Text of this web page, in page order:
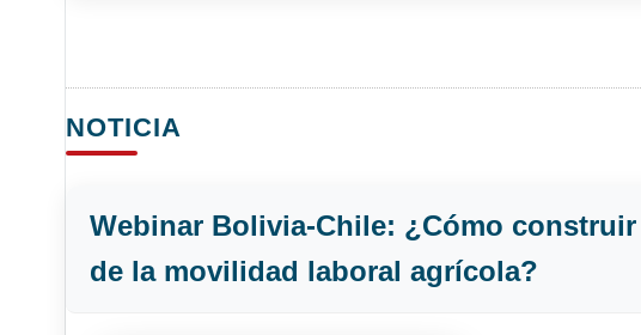
NOTICIA
Webinar Bolivia-Chile: ¿Cómo
de la movilidad laboral agrícola?